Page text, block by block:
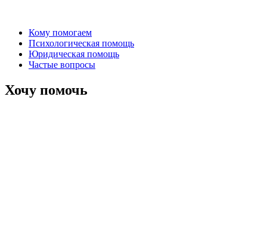
Кому помогаем
Психологическая помощь
Юридическая помощь
Частые вопросы
Хочу помочь